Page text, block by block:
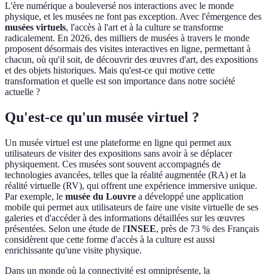
L'ère numérique a bouleversé nos interactions avec le monde
physique, et les musées ne font pas exception. Avec l'émergence des
musées virtuels, l'accès à l'art et à la culture se transforme
radicalement. En 2026, des milliers de musées à travers le monde
proposent désormais des visites interactives en ligne, permettant à
chacun, où qu'il soit, de découvrir des œuvres d'art, des expositions
et des objets historiques. Mais qu'est-ce qui motive cette
transformation et quelle est son importance dans notre société
actuelle ?
Qu'est-ce qu'un musée virtuel ?
Un musée virtuel est une plateforme en ligne qui permet aux
utilisateurs de visiter des expositions sans avoir à se déplacer
physiquement. Ces musées sont souvent accompagnés de
technologies avancées, telles que la réalité augmentée (RA) et la
réalité virtuelle (RV), qui offrent une expérience immersive unique.
Par exemple, le musée du Louvre a développé une application
mobile qui permet aux utilisateurs de faire une visite virtuelle de ses
galeries et d'accéder à des informations détaillées sur les œuvres
présentées. Selon une étude de l'INSEE, près de 73 % des Français
considèrent que cette forme d'accès à la culture est aussi
enrichissante qu'une visite physique.
Dans un monde où la connectivité est omniprésente, la